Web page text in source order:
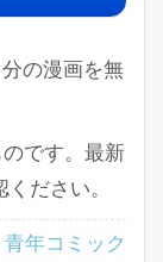
の漫画を無
です。最新
ださい。
年コミック